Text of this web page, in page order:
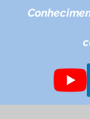
Conhec